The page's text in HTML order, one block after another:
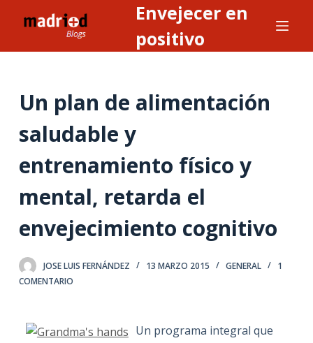
l
n
e
d
Envejecer en
positivo
Un plan de alimentación
saludable y
entrenamiento físico y
mental, retarda el
envejecimiento cognitivo
JOSE LUIS FERNÁNDEZ 13 MARZO 2015 GENERAL
1
COMENTARIO
Un programa integral que